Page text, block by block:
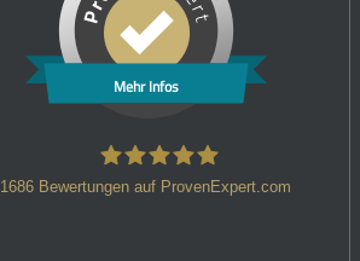
Mehr Infos
1686 Bewertungen auf ProvenExpert.com